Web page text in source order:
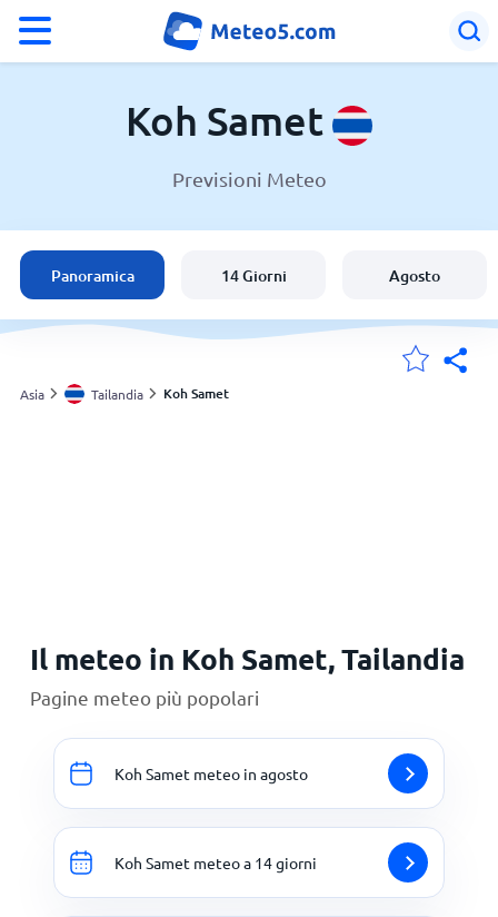
Tailandia
Italia
Svizzera
Koh Samet
Previsioni Meteo
Panoramica 14 Giorni Agosto
Asia Tailandia Koh Samet
Il meteo in Koh Samet, Tailandia
Pagine meteo più popolari
Koh Samet meteo in agosto
Koh Samet meteo a 14 giorni